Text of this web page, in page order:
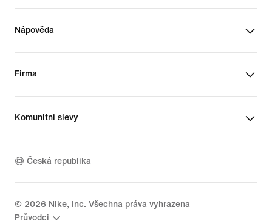
Nápověda
Firma
Komunitní slevy
Česká republika
© 2026 Nike, Inc. Všechna práva vyhrazena
Průvodci